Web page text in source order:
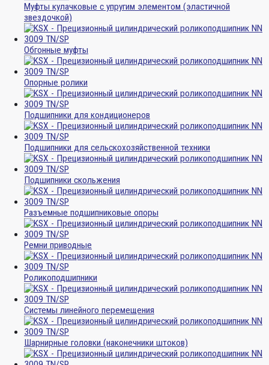
Муфты кулачковые с упругим элементом (эластичной
звездочкой)
Обгонные муфты
Опорные ролики
Подшипники для кондиционеров
Подшипники для сельскохозяйственной техники
Подшипники скольжения
Разъемные подшипниковые опоры
Ремни приводные
Роликоподшипники
Системы линейного перемещения
Шарнирные головки (наконечники штоков)